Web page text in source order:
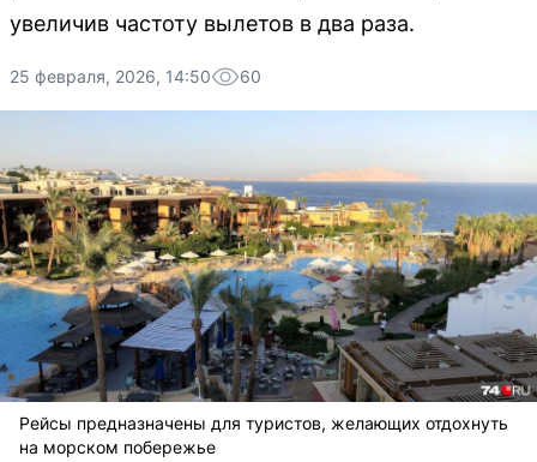
увеличив частоту вылетов в два раза.
25 февраля, 2026, 14:50 60
Рейсы предназначены для туристов, желающих отдохнуть
на морском побережье